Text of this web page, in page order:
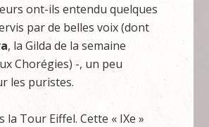
ont-ils entendu quelques
par de belles voix (dont
, la Gilda de la semaine
Chorégies) -, un peu
les puristes.
la Tour Eiffel. Cette « IXe »